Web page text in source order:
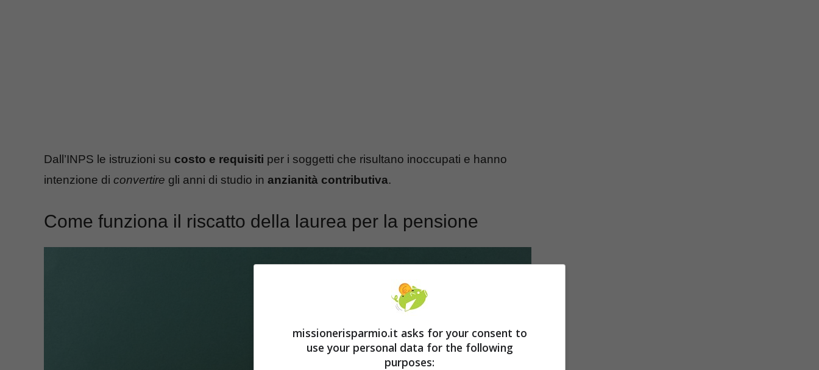
Dall’INPS le istruzioni su costo e requisiti per i soggetti che risultano inoccupati e hanno
intenzione di convertire gli anni di studio in anzianità contributiva.
Come funziona il riscatto della laurea per la pensione
missionerisparmio.it asks for your consent to
use your personal data for the following
purposes: